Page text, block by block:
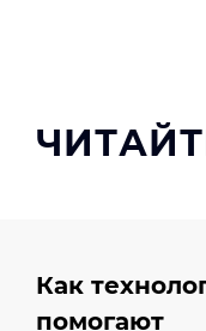
Как
помогают